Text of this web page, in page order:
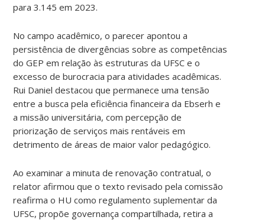
para 3.145 em 2023.
No campo acadêmico, o parecer apontou a
persistência de divergências sobre as competências
do GEP em relação às estruturas da UFSC e o
excesso de burocracia para atividades acadêmicas.
Rui Daniel destacou que permanece uma tensão
entre a busca pela eficiência financeira da Ebserh e
a missão universitária, com percepção de
priorização de serviços mais rentáveis ​​em
detrimento de áreas de maior valor pedagógico.
Ao examinar a minuta de renovação contratual, o
relator afirmou que o texto revisado pela comissão
reafirma o HU como regulamento suplementar da
UFSC, propõe governança compartilhada, retira a